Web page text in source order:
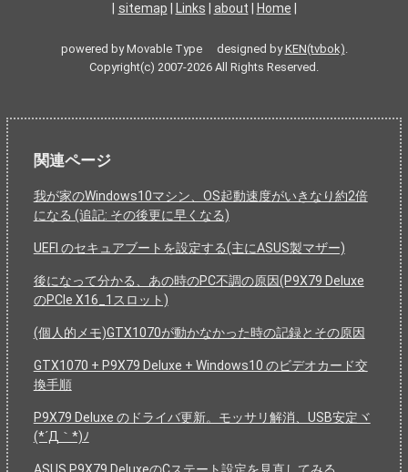
sitemap Links about Home
powered by Movable Type designed byKEN(tvbok).
Copyright(c) 2007-2026 All Rights Reserved.
関連ページ
我が家のWindows10マシン、OS起動速度がいきなり約2倍
になる (追記: その後更に早くなる)
UEFI のセキュアブートを設定する(主にASUS製マザー)
後になって分かる、あの時のPC不調の原因(P9X79 Deluxe
のPCIe X16_1スロット)
(個人的メモ)GTX1070が動かなかった時の記録とその原因
GTX1070 + P9X79 Deluxe + Windows10 のビデオカード交
換手順
P9X79 Deluxe のドライバ更新。モッサリ解消、USB安定ヾ
(*´Д｀*)ﾉ